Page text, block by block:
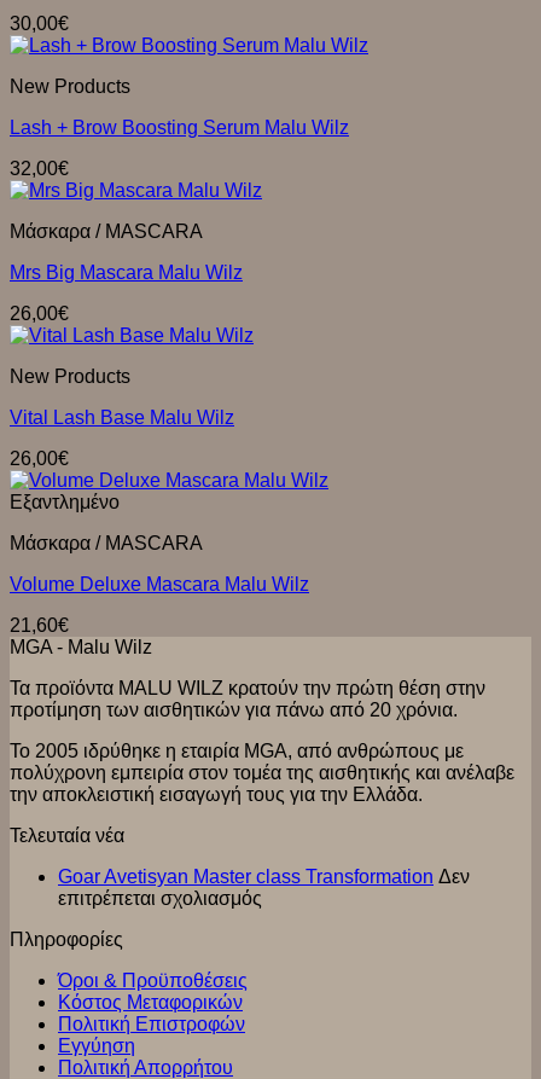
30,00€
New Products
Lash + Brow Boosting Serum Malu Wilz
32,00€
Μάσκαρα / MASCARA
Mrs Big Mascara Malu Wilz
26,00€
New Products
Vital Lash Base Malu Wilz
26,00€
Εξαντλημένο
Μάσκαρα / MASCARA
Volume Deluxe Mascara Malu Wilz
21,60€
MGA - Μalu Wilz
Τα προϊόντα MALU WILZ κρατούν την πρώτη θέση στην
προτίμηση των αισθητικών για πάνω από 20 χρόνια.
Το 2005 ιδρύθηκε η εταιρία MGA, από ανθρώπους με
πολύχρονη εμπειρία στον τομέα της αισθητικής και ανέλαβε
την αποκλειστική εισαγωγή τους για την Ελλάδα.
Τελευταία νέα
Goar Avetisyan Master class Transformation Δεν
επιτρέπεται σχολιασμός
Πληροφορίες
Όροι & Προϋποθέσεις
Κόστος Μεταφορικών
Πολιτική Επιστροφών
Εγγύηση
Πολιτική Απορρήτου